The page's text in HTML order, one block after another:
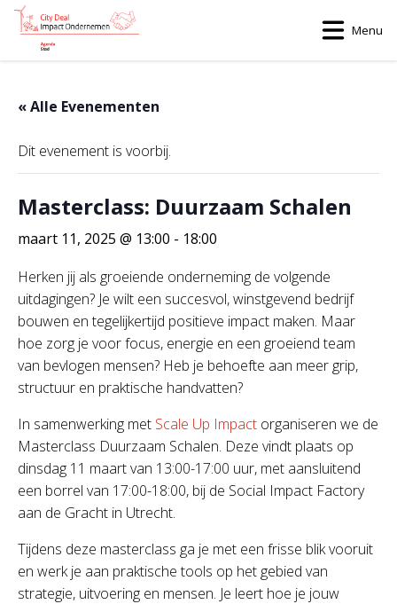
Menu
« Alle Evenementen
Dit evenement is voorbij.
Masterclass: Duurzaam Schalen
maart 11, 2025 @ 13:00 - 18:00
Herken jij als groeiende onderneming de volgende
uitdagingen? Je wilt een succesvol, winstgevend bedrijf
bouwen en tegelijkertijd positieve impact maken. Maar
hoe zorg je voor focus, energie en een groeiend team
van bevlogen mensen? Heb je behoefte aan meer grip,
structuur en praktische handvatten?
In samenwerking met Scale Up Impact organiseren we de
Masterclass Duurzaam Schalen. Deze vindt plaats op
dinsdag 11 maart van 13:00-17:00 uur, met aansluitend
een borrel van 17:00-18:00, bij de Social Impact Factory
aan de Gracht in Utrecht.
Tijdens deze masterclass ga je met een frisse blik vooruit
en werk je aan praktische tools op het gebied van
strategie, uitvoering en mensen. Je leert hoe je jouw